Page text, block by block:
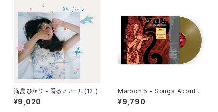
満島ひかり - 踊るノアール(12")
¥9,020
Maroon 5 - Songs About J
ane[Gold Vinyl](LP)
¥9,790